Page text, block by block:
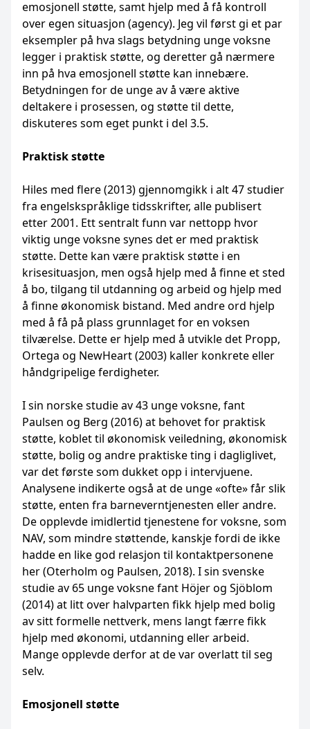
emosjonell støtte, samt hjelp med å få kontroll
over egen situasjon (agency). Jeg vil først gi et par
eksempler på hva slags betydning unge voksne
legger i praktisk støtte, og deretter gå nærmere
inn på hva emosjonell støtte kan innebære.
Betydningen for de unge av å være aktive
deltakere i prosessen, og støtte til dette,
diskuteres som eget punkt i del 3.5.
Praktisk støtte
Hiles med flere (2013) gjennomgikk i alt 47 studier
fra engelskspråklige tidsskrifter, alle publisert
etter 2001. Ett sentralt funn var nettopp hvor
viktig unge voksne synes det er med praktisk
støtte. Dette kan være praktisk støtte i en
krisesituasjon, men også hjelp med å finne et sted
å bo, tilgang til utdanning og arbeid og hjelp med
å finne økonomisk bistand. Med andre ord hjelp
med å få på plass grunnlaget for en voksen
tilværelse. Dette er hjelp med å utvikle det Propp,
Ortega og NewHeart (2003) kaller konkrete eller
håndgripelige ferdigheter.
I sin norske studie av 43 unge voksne, fant
Paulsen og Berg (2016) at behovet for praktisk
støtte, koblet til økonomisk veiledning, økonomisk
støtte, bolig og andre praktiske ting i dagliglivet,
var det første som dukket opp i intervjuene.
Analysene indikerte også at de unge «ofte» får slik
støtte, enten fra barneverntjenesten eller andre.
De opplevde imidlertid tjenestene for voksne, som
NAV, som mindre støttende, kanskje fordi de ikke
hadde en like god relasjon til kontaktpersonene
her (Oterholm og Paulsen, 2018). I sin svenske
studie av 65 unge voksne fant Höjer og Sjöblom
(2014) at litt over halvparten fikk hjelp med bolig
av sitt formelle nettverk, mens langt færre fikk
hjelp med økonomi, utdanning eller arbeid.
Mange opplevde derfor at de var overlatt til seg
selv.
Emosjonell støtte